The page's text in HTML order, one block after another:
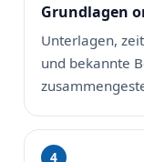
Grundlagen
Unterlagen,
und bekannte